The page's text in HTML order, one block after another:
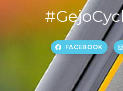
FACEBOOK